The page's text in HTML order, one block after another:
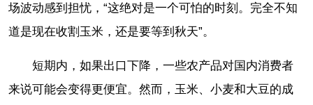
场波动感到担忧，“这绝对是一个可怕的时刻。完全不知
道是现在收割玉米，还是要等到秋天”。
短期内，如果出口下降，一些农产品对国内消费者
来说可能会变得更便宜。然而，玉米、小麦和大豆的成